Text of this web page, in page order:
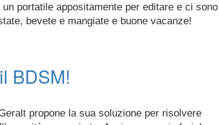
portatile appositamente per editare e ci sono
bevete e mangiate e buone vacanze!
BDSM!
propone la sua soluzione per risolvere